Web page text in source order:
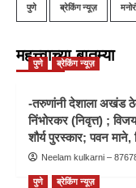
पुणे ब्रेकिंग न्यूज़
महत्त्वाच्या बातम्या
पुणे ब्रेकिंग न्यूज़
-तरुणांनी देशाला अखंड
निंभोरकर (निवृत्त) ;
शौर्य पुरस्कार; पवन माने,
Neelam kulkarni –
पुणे ब्रेकिंग न्यूज़